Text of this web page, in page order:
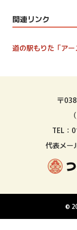
関連リンク
道の駅もりた「ア
〒
TEL：
代表メ
©